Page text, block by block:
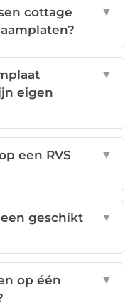
cottage
▼
eigen
▼
een RVS
▼
geschikt
▼
op één
▼